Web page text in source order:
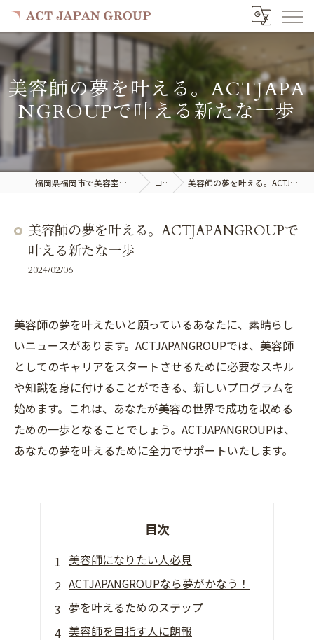
美容師の夢を叶える。ACTJAPA
NGROUPで叶える新たな一歩
福岡県福岡市で美容室の求人ならACT JAPAN GROUP コラム 美容師の夢を叶える。ACTJAPANGROUPで叶える新たな一歩
美容師の夢を叶える。ACTJAPANGROUPで
叶える新たな一歩
2024/02/06
美容師の夢を叶えたいと願っているあなたに、素晴らし
いニュースがあります。ACTJAPANGROUPでは、美容師
としてのキャリアをスタートさせるために必要なスキル
や知識を身に付けることができる、新しいプログラムを
始めます。これは、あなたが美容の世界で成功を収める
ための一歩となることでしょう。ACTJAPANGROUPは、
あなたの夢を叶えるために全力でサポートいたします。
目次
美容師になりたい人必見
ACTJAPANGROUPなら夢がかなう！
夢を叶えるためのステップ
美容師を目指す人に朗報